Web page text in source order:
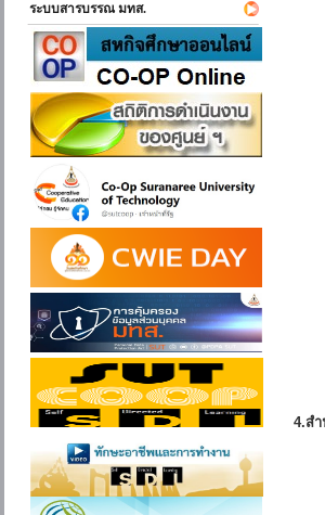
ระบบสารบรรณ มทส.
4.ส